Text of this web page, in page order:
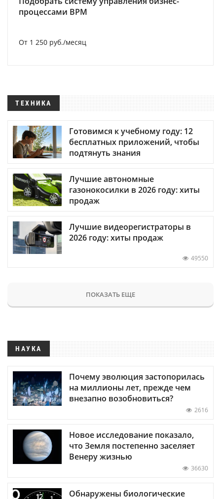
процессами BPM
От 1 250 руб./месяц
ТЕХНИКА
Готовимся к учебному году: 12
бесплатных приложений, чтобы
подтянуть знания
Лучшие автономные
газонокосилки в 2026 году: хиты
продаж
Лучшие видеорегистраторы в
2026 году: хиты продаж
49550
ПОКАЗАТЬ ЕЩЕ
НАУКА
Почему эволюция застопорилась
на миллионы лет, прежде чем
внезапно возобновиться?
2616
Новое исследование показало,
что Земля постепенно заселяет
Венеру жизнью
36630
Обнаружены биологические